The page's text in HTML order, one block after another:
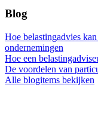
Blog
Hoe belastingadvies
ondernemingen
Hoe een
De voordelen van
Alle blogitems bekijken